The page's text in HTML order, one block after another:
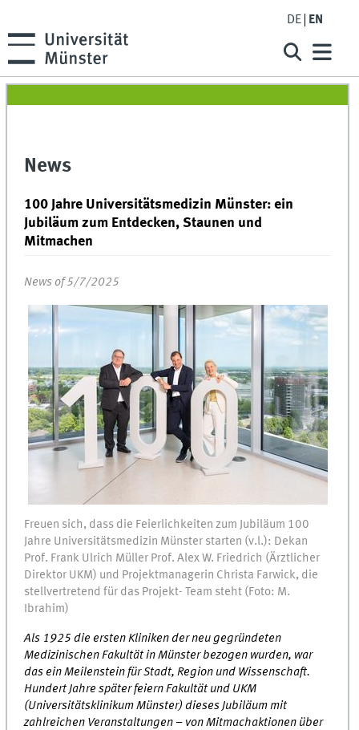
DE EN
News
100 Jahre Universitätsmedizin Münster: ein
Jubiläum zum Entdecken, Staunen und
Mitmachen
News of 5/7/2025
Freuen sich, dass die Feierlichkeiten zum Jubiläum 100
Jahre Universitätsmedizin Münster starten (v.l.): Dekan
Prof. Frank Ulrich Müller Prof. Alex W. Friedrich (Ärztlicher
Direktor UKM) und Projektmanagerin Christa Farwick, die
stellvertretend für das Projekt- Team steht (Foto: M.
Ibrahim)
Als 1925 die ersten Kliniken der neu gegründeten
Medizinischen Fakultät in Münster bezogen wurden, war
das ein Meilenstein für Stadt, Region und Wissenschaft.
Hundert Jahre später feiern Fakultät und UKM
(Universitätsklinikum Münster) dieses Jubiläum mit
zahlreichen Veranstaltungen – von Mitmachaktionen über